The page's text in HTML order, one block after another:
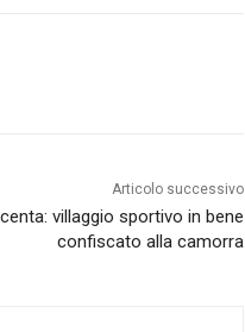
Articolo successivo
villaggio sportivo in bene
confiscato alla camorra